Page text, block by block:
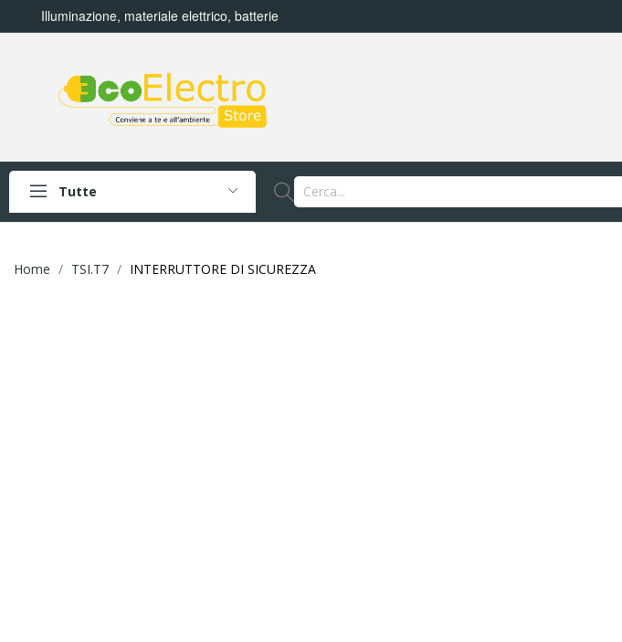
Illuminazione, materiale elettrico, batterie
Tutte
Home TSI.T7 INTERRUTTORE DI SICUREZZA